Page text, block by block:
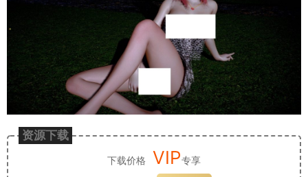
资源下载
下载价格 VIP专享